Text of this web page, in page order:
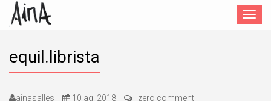
Toggle
equil.librista
ainasalles 10 ag. 2018 zero comment